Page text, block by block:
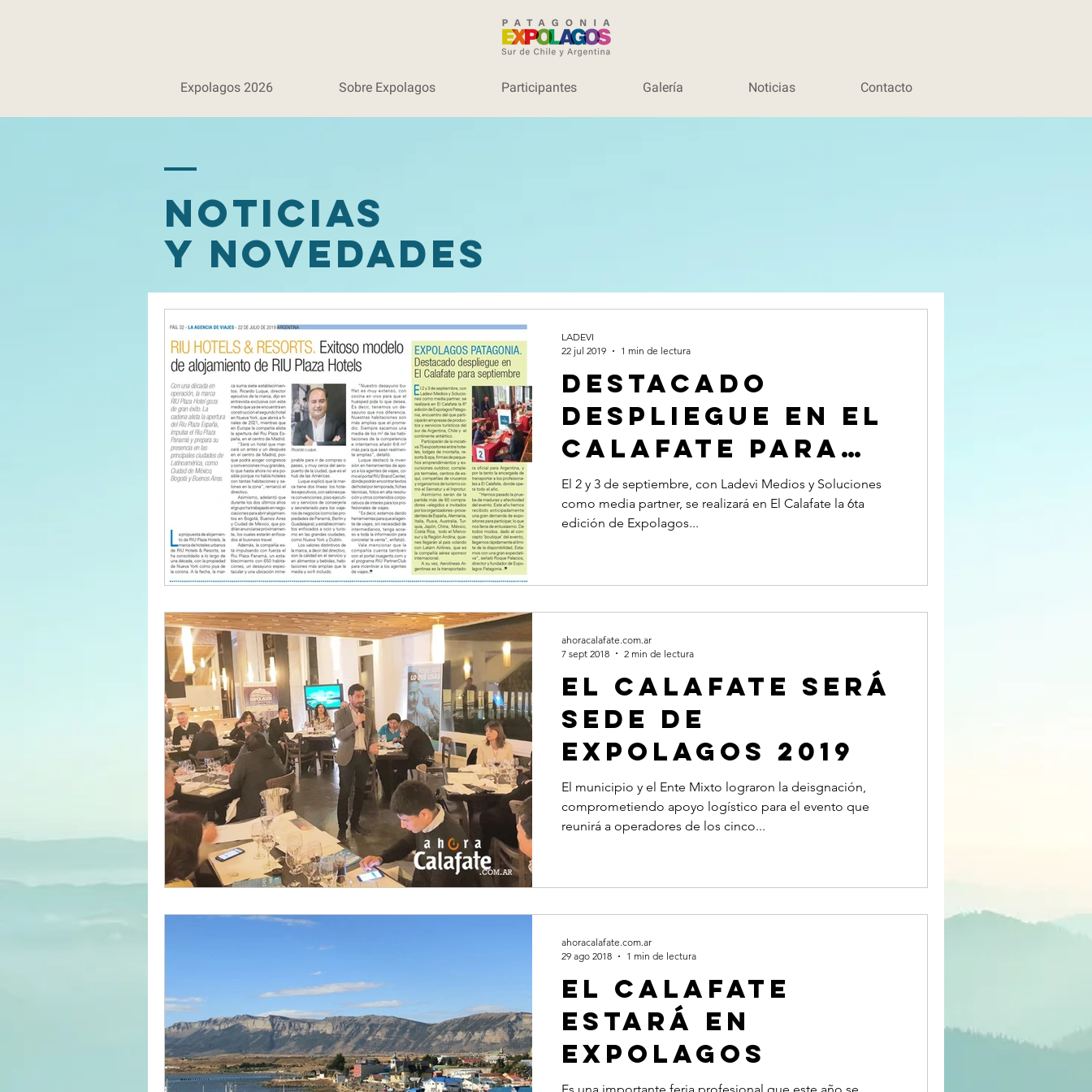
Expolagos 2026 Sobre Expolagos Participantes Galería Noticias Contacto
Noticias
y novedades
Destacado
despliegue en El
Calafate para
septiembre
El 2 y 3 de septiembre, con Ladevi Medios y Soluciones
como media partner, se realizará en El Calafate la 6ta
edición de Expolagos...
LADEVI
22 jul 2019
1 min de lectura
El Calafate será
sede de
EXPOLAGOS 2019
El municipio y el Ente Mixto lograron la deisgnación,
comprometiendo apoyo logístico para el evento que
reunirá a operadores de los cinco...
ahoracalafate.com.ar
7 sept 2018
2 min de lectura
El Calafate
estará en
ExpoLagos
ahoracalafate.com.ar
29 ago 2018
1 min de lectura